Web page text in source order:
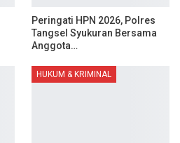
Peringati HPN 2026, Polres
Tangsel Syukuran Bersama
Anggota…
HUKUM & KRIMINAL